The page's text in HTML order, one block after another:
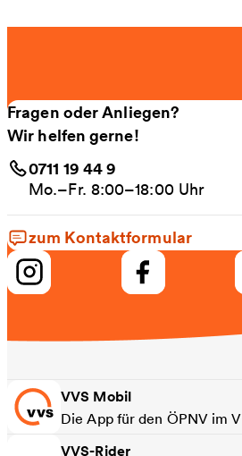
Fragen oder Anliegen?
Wir helfen gerne!
0711 19 44 9
Mo.–Fr. 8:00–18:00 Uhr
zum Kontaktformular
VVS Mobil
Die App für den ÖPNV im
VVS-Rider